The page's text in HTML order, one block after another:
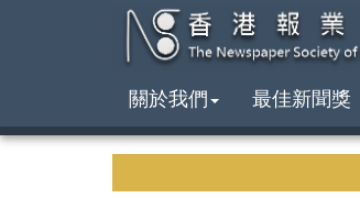
關於我們 最佳新聞獎